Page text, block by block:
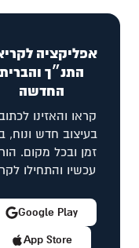
אפליקציה
התנ״ך והברית
החדשה
קראו והאזינו
בעיצוב חדש ונוח,
זמן ובכל מקום.
עכשיו והתחילו
App Store
Google Play